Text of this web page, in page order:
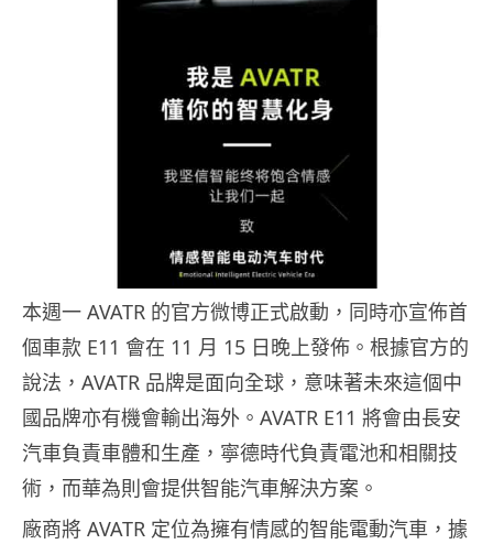
本週一 AVATR 的官方微博正式啟動，同時亦宣佈首
個車款 E11 會在 11 月 15 日晚上發佈。根據官方的
說法，AVATR 品牌是面向全球，意味著未來這個中
國品牌亦有機會輸出海外。AVATR E11 將會由長安
汽車負責車體和生產，寧德時代負責電池和相關技
術，而華為則會提供智能汽車解決方案。
廠商將 AVATR 定位為擁有情感的智能電動汽車，據